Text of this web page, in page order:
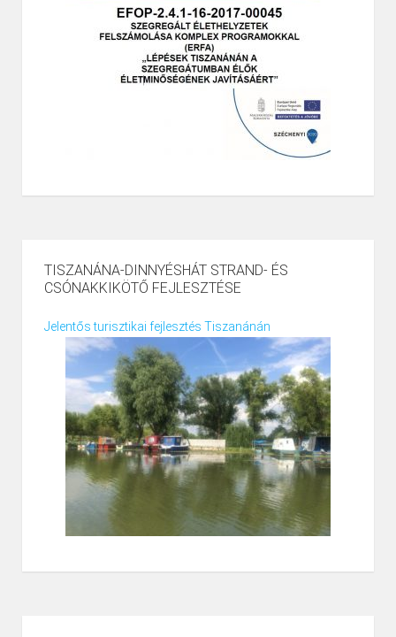
TISZANÁNA-DINNYÉSHÁT STRAND- ÉS
CSÓNAKKIKÖTŐ FEJLESZTÉSE
Jelentős turisztikai fejlesztés Tiszanánán